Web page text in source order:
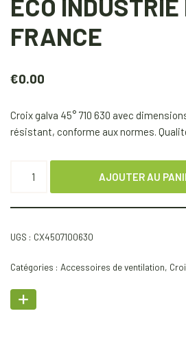
ECO INDUSTRIE
FRANCE
€0.00
Croix galva 45° 710 630 avec
résistant, conforme aux normes.
AJOUTER AU
UGS : CX4507100630
Catégories : Accessoires de ventilation,